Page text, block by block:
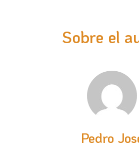
Sobre el
Pedro